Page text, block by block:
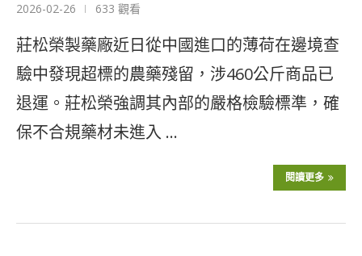
2026-02-26 633 觀看
莊松榮製藥廠近日從中國進口的薄荷在邊境查
驗中發現超標的農藥殘留，涉460公斤商品已
退運。莊松榮強調其內部的嚴格檢驗標準，確
保不合規藥材未進入 …
閱讀更多